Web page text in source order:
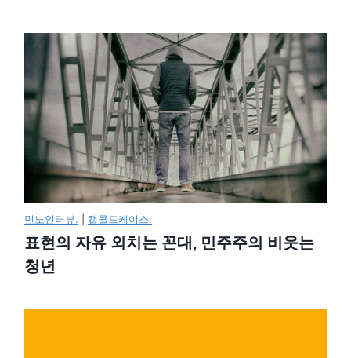
민노인터뷰. 캡콜드케이스.
표현의 자유 외치는 꼰대, 민주주의 비웃는
청년